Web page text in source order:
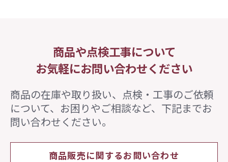
商品や点検工事について
お気軽にお問い合わせください
商品の在庫や取り扱い、点検・工事のご依頼
について、 お困りやご相談など、下記までお
問い合わせください。
商品販売に関するお問い合わせ